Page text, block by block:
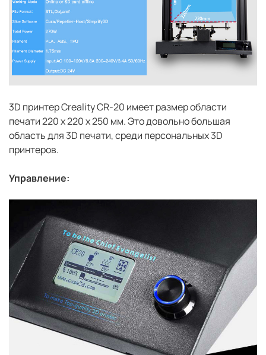
3D принтер Creality CR-20 имеет размер области
печати 220 x 220 x 250 мм. Это довольно большая
область для 3D печати, среди персональных 3D
принтеров.
Управление: